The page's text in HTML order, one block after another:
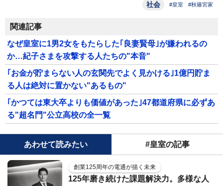
社会 #皇室 #秋篠宮家
関連記事
なぜ皇室に1男2女をもたらした｢良妻賢母｣が嫌われるの
か…紀子さまを攻撃する人たちの"本音"
｢お金が貯まらない人の玄関先でよく見かける｣1億円貯ま
る人は絶対に置かない"あるもの"
｢かつては東大卒よりも価値があった｣47都道府県に必ずあ
る"超名門"公立高校の全一覧
あわせて読みたい #皇室の記事
創業125周年の電通が描く未来
125年磨き続けた課題解決力。多様な人